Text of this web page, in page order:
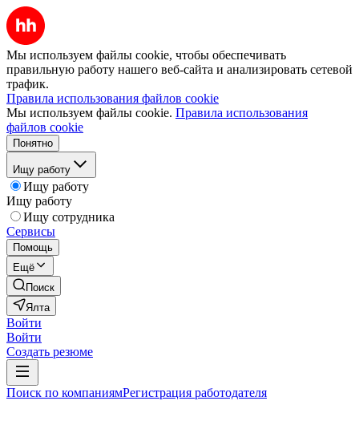
Мы используем файлы cookie, чтобы обеспечивать
правильную работу нашего веб-сайта и анализировать сетевой
трафик.
Правила использования файлов cookie
Мы используем файлы cookie. Правила использования
файлов cookie
Понятно
Ищу работу
Ищу работу
Ищу работу
Ищу сотрудника
Сервисы
Помощь
Ещё
Поиск
Ялта
Войти
Войти
Создать резюме
Поиск по компаниямРегистрация работодателя